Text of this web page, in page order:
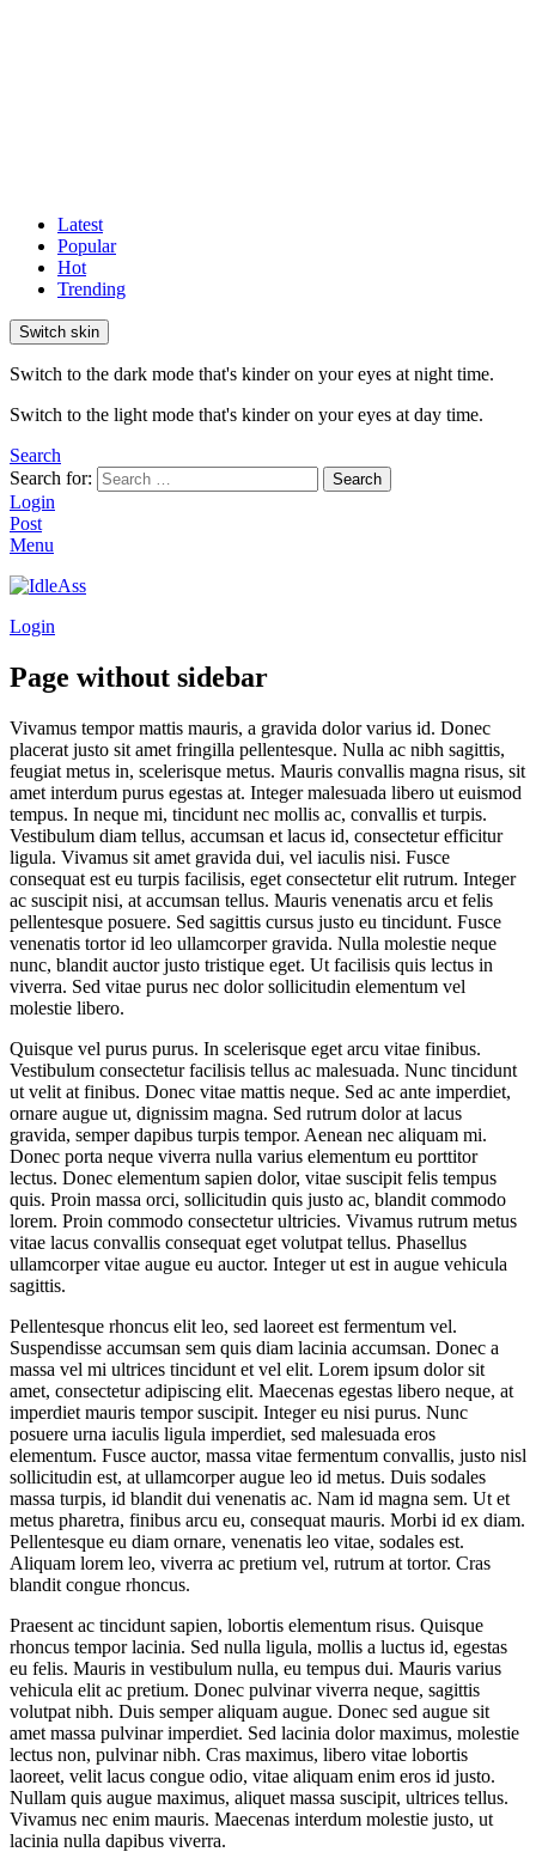
Latest
Popular
Hot
Trending
Switch skin
Switch to the dark mode that's kinder on your eyes at night time.
Switch to the light mode that's kinder on your eyes at day time.
Search
Search for:
Search
Login
Post
Menu
Login
Page without sidebar
Vivamus tempor mattis mauris, a gravida dolor varius id. Donec
placerat justo sit amet fringilla pellentesque. Nulla ac nibh sagittis,
feugiat metus in, scelerisque metus. Mauris convallis magna risus, sit
amet interdum purus egestas at. Integer malesuada libero ut euismod
tempus. In neque mi, tincidunt nec mollis ac, convallis et turpis.
Vestibulum diam tellus, accumsan et lacus id, consectetur efficitur
ligula. Vivamus sit amet gravida dui, vel iaculis nisi. Fusce
consequat est eu turpis facilisis, eget consectetur elit rutrum. Integer
ac suscipit nisi, at accumsan tellus. Mauris venenatis arcu et felis
pellentesque posuere. Sed sagittis cursus justo eu tincidunt. Fusce
venenatis tortor id leo ullamcorper gravida. Nulla molestie neque
nunc, blandit auctor justo tristique eget. Ut facilisis quis lectus in
viverra. Sed vitae purus nec dolor sollicitudin elementum vel
molestie libero.
Quisque vel purus purus. In scelerisque eget arcu vitae finibus.
Vestibulum consectetur facilisis tellus ac malesuada. Nunc tincidunt
ut velit at finibus. Donec vitae mattis neque. Sed ac ante imperdiet,
ornare augue ut, dignissim magna. Sed rutrum dolor at lacus
gravida, semper dapibus turpis tempor. Aenean nec aliquam mi.
Donec porta neque viverra nulla varius elementum eu porttitor
lectus. Donec elementum sapien dolor, vitae suscipit felis tempus
quis. Proin massa orci, sollicitudin quis justo ac, blandit commodo
lorem. Proin commodo consectetur ultricies. Vivamus rutrum metus
vitae lacus convallis consequat eget volutpat tellus. Phasellus
ullamcorper vitae augue eu auctor. Integer ut est in augue vehicula
sagittis.
Pellentesque rhoncus elit leo, sed laoreet est fermentum vel.
Suspendisse accumsan sem quis diam lacinia accumsan. Donec a
massa vel mi ultrices tincidunt et vel elit. Lorem ipsum dolor sit
amet, consectetur adipiscing elit. Maecenas egestas libero neque, at
imperdiet mauris tempor suscipit. Integer eu nisi purus. Nunc
posuere urna iaculis ligula imperdiet, sed malesuada eros
elementum. Fusce auctor, massa vitae fermentum convallis, justo nisl
sollicitudin est, at ullamcorper augue leo id metus. Duis sodales
massa turpis, id blandit dui venenatis ac. Nam id magna sem. Ut et
metus pharetra, finibus arcu eu, consequat mauris. Morbi id ex diam.
Pellentesque eu diam ornare, venenatis leo vitae, sodales est.
Aliquam lorem leo, viverra ac pretium vel, rutrum at tortor. Cras
blandit congue rhoncus.
Praesent ac tincidunt sapien, lobortis elementum risus. Quisque
rhoncus tempor lacinia. Sed nulla ligula, mollis a luctus id, egestas
eu felis. Mauris in vestibulum nulla, eu tempus dui. Mauris varius
vehicula elit ac pretium. Donec pulvinar viverra neque, sagittis
volutpat nibh. Duis semper aliquam augue. Donec sed augue sit
amet massa pulvinar imperdiet. Sed lacinia dolor maximus, molestie
lectus non, pulvinar nibh. Cras maximus, libero vitae lobortis
laoreet, velit lacus congue odio, vitae aliquam enim eros id justo.
Nullam quis augue maximus, aliquet massa suscipit, ultrices tellus.
Vivamus nec enim mauris. Maecenas interdum molestie justo, ut
lacinia nulla dapibus viverra.